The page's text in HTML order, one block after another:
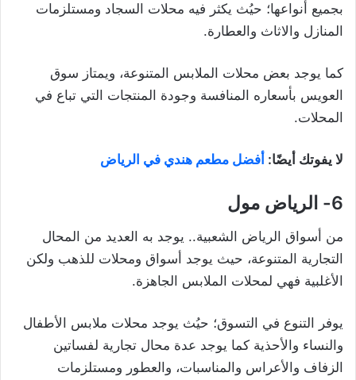
بجميع أنواعها؛ حيُث يكثر فيه محلات السجاد ومستلزمات
المنازل والاثاث والعطارة.
كما يوجد بعض محلات الملابس المتنوعة، ويمتاز سوق
العويس بأسعاره المنافسة وجودة المنتجات التي تباع في
المحلات.
لا يفوتك أيضًا: أفضل مطعم هندي في الرياض
6- الرياض مول
من أسواق الرياض الشعبية.. يوجد به العديد من المحال
التجارية المتنوعة، حيث يوجد أسواق ومحلات للذهب ولكن
الأغلبية فهي لمحلات الملابس الجاهزة.
يوفر التنوع في التسوق؛ حيُث يوجد محلات ملابس الأطفال
والنساء والأحذية كما يوجد عدة محال تجارية لفساتين
الزفاف والأعراس والمناسبات، والعطور ومستلزمات